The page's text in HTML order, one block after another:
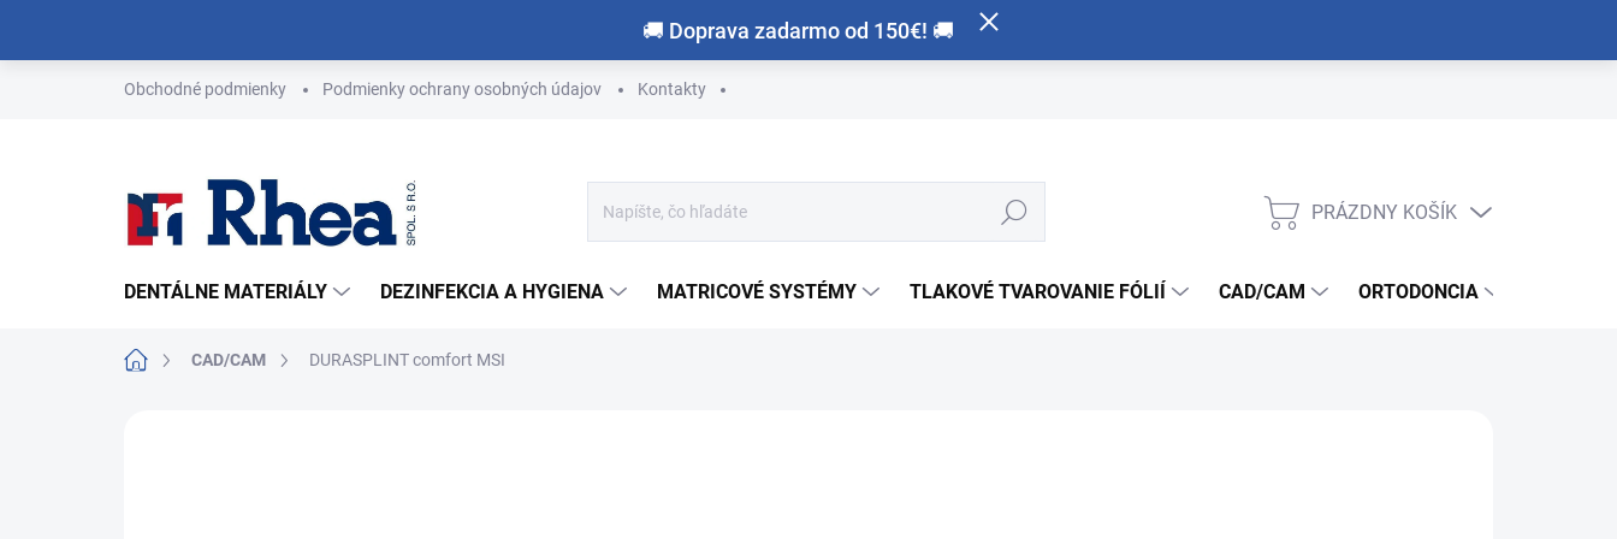
🚚 Doprava zadarmo od 150€! 🚚
Obchodné podmienky Podmienky ochrany osobných údajov Kontakty
Hľadať
NÁKUPNÝ
PRÁZDNY KOŠÍK
DENTÁLNE MATERIÁLY DEZINFEKCIA A HYGIENA MATRICOVÉ SYSTÉMY TLAKOVÉ TVAROVANIE FÓLIÍ CAD/CAM ORTODONCIA
DomovCAD/CAM DURASPLINT comfort MSI